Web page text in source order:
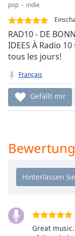
Loaded:
0.00%
Stream
TypeLIVE
Seek to
currently
behind
liveLIVE
Remaining
Time-
Playback
Chapters
Descriptions
pop
indie
RAD10 - DE
IDEES À Radio
tous les jours!
Français
Gefällt mir
Great